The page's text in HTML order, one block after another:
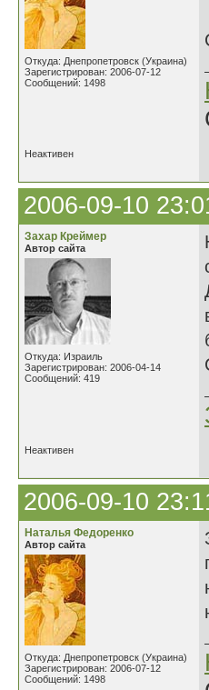
Откуда: Днепропетровск (Украина)
Зарегистрирован: 2006-07-12
Сообщений: 1498
Неактивен
2006-09-10
Захар Креймер
Автор сайта
Откуда: Израиль
Зарегистрирован: 2006-04-14
Сообщений: 419
Неактивен
2006-09-10
Наталья Федоренко
Автор сайта
Откуда: Днепропетровск (Украина)
Зарегистрирован: 2006-07-12
Сообщений: 1498